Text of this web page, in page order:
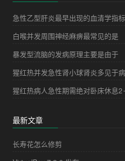
急性乙型肝炎最早出现的血清学指
白喉并发周围神经麻痹最常见的是
暴发型流脑的发病原理主要是由于
猩红热并发急性肾小球肾炎多见于
猩红热病人急性期需绝对卧床休息
最新文章
长寿花怎么修剪